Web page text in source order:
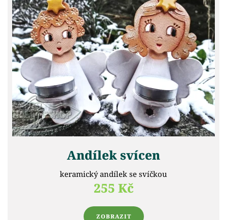
Andílek svícen
keramický andílek se svíčkou
255 Kč
ZOBRAZIT